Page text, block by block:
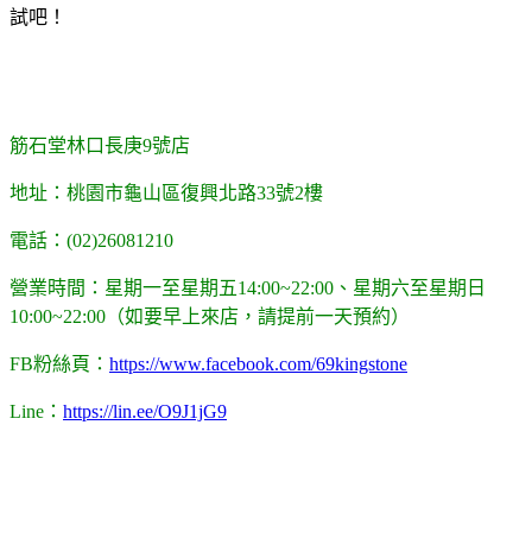
試吧！
筋石堂林口長庚9號店
地址：桃園市龜山區復興北路33號2樓
電話：(02)26081210
營業時間：星期一至星期五14:00~22:00、星期六至星期日
10:00~22:00（如要早上來店，請提前一天預約）
FB粉絲頁： https://www.facebook.com/69kingstone
Line： https://lin.ee/O9J1jG9